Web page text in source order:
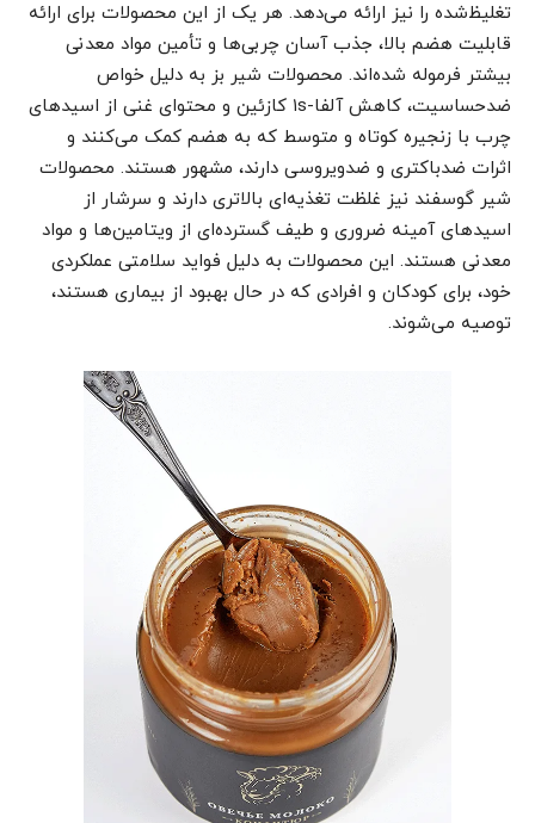
تغلیظ‌شده را نیز ارائه می‌دهد. هر یک از این محصولات برای ارائه
قابلیت هضم بالا، جذب آسان چربی‌ها و تأمین مواد معدنی
بیشتر فرموله شده‌اند. محصولات شیر بز به دلیل خواص
ضدحساسیت، کاهش آلفا-۱s کازئین و محتوای غنی از اسیدهای
چرب با زنجیره کوتاه و متوسط که به هضم کمک می‌کنند و
اثرات ضدباکتری و ضدویروسی دارند، مشهور هستند. محصولات
شیر گوسفند نیز غلظت تغذیه‌ای بالاتری دارند و سرشار از
اسیدهای آمینه ضروری و طیف گسترده‌ای از ویتامین‌ها و مواد
معدنی هستند. این محصولات به دلیل فواید سلامتی عملکردی
خود، برای کودکان و افرادی که در حال بهبود از بیماری هستند،
توصیه می‌شوند.